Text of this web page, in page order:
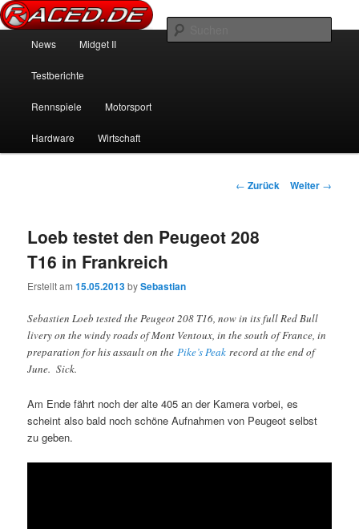
Raced.de
News über Rennspiele und der echten Autowelt
Zum Inhalt wechseln
Zum sekundären Inhalt wechseln
News Midget II
Testberichte
Rennspiele Motorsport
Hardware Wirtschaft
Beitrags-Navigation
← Zurück Weiter →
Loeb testet den Peugeot 208
T16 in Frankreich
Erstellt am15.05.2013bySebastian
Sebastien Loeb tested the Peugeot 208 T16, now in its full Red Bull
livery on the windy roads of Mont Ventoux, in the south of France, in
preparation for his assault on thePike’s Peak record at the end of
June. Sick.
Am Ende fährt noch der alte 405 an der Kamera vorbei, es
scheint also bald noch schöne Aufnahmen von Peugeot selbst
zu geben.